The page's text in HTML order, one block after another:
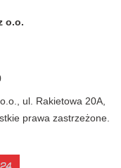
o.o.
ul. Rakietowa 20A,
prawa zastrzeżone.